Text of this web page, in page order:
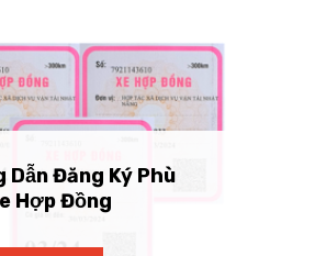
Dẫn Đăng Ký Phù
Hợp Đồng